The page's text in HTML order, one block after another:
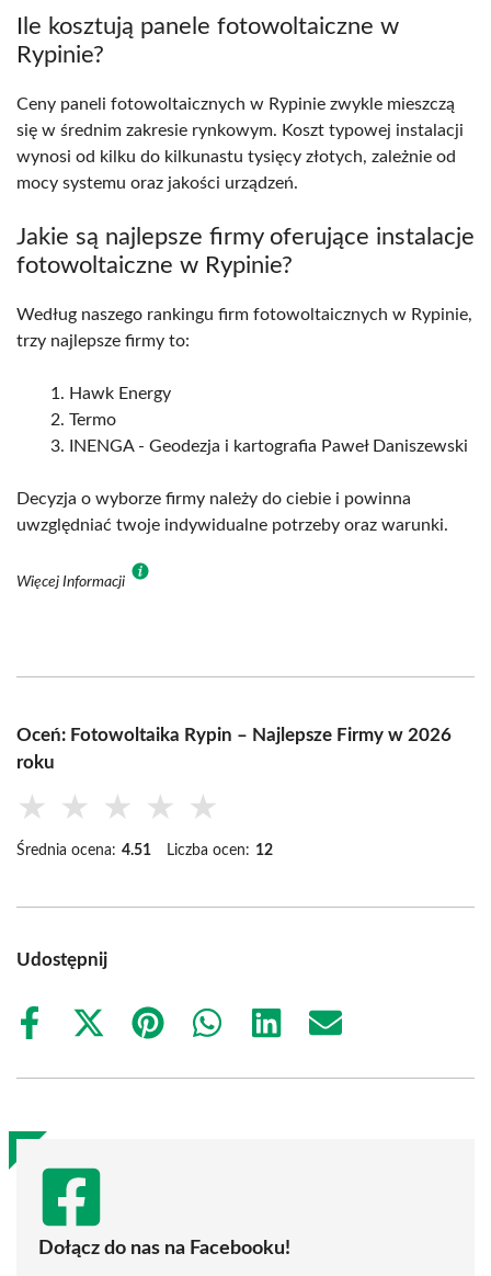
Ile kosztują panele fotowoltaiczne w
Rypinie?
Ceny paneli fotowoltaicznych w Rypinie zwykle mieszczą
się w średnim zakresie rynkowym. Koszt typowej instalacji
wynosi od kilku do kilkunastu tysięcy złotych, zależnie od
mocy systemu oraz jakości urządzeń.
Jakie są najlepsze firmy oferujące instalacje
fotowoltaiczne w Rypinie?
Według naszego rankingu firm fotowoltaicznych w Rypinie,
trzy najlepsze firmy to:
Hawk Energy
Termo
INENGA - Geodezja i kartografia Paweł Daniszewski
Decyzja o wyborze firmy należy do ciebie i powinna
uwzględniać twoje indywidualne potrzeby oraz warunki.
Więcej Informacji
Oceń: Fotowoltaika Rypin – Najlepsze Firmy w 2026
roku
★ ★ ★ ★ ★
Średnia ocena: 4.51 Liczba ocen: 12
Udostępnij
Share
Share
(Twitter)
Share
Share
Share
Share
Dołącz do nas na Facebooku!